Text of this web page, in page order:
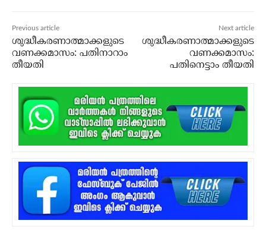
Previous article
ശുദ്ധീകരണാത്മാക്കളുടെ
വണക്കമാസം: പതിനാറാം
തീയതി
Next article
ശുദ്ധീകരണാത്മാക്കളുടെ
വണക്കമാസം:
പതിനെട്ടാം തീയതി